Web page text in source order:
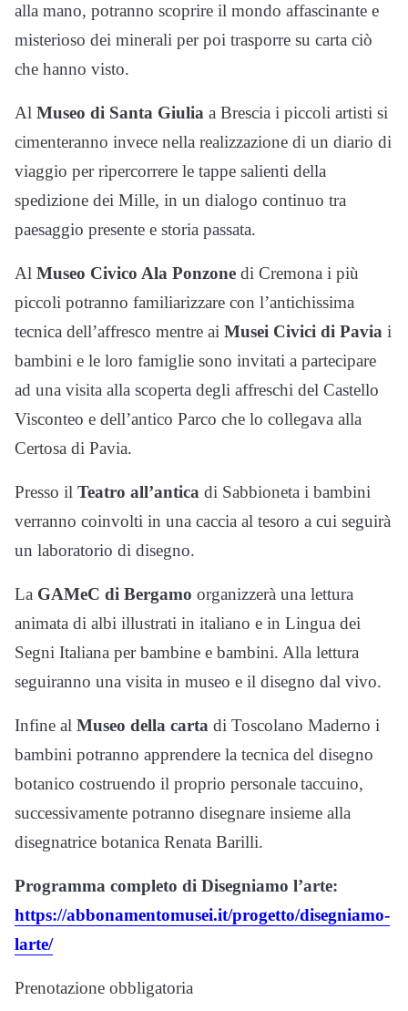
alla mano, potranno scoprire il mondo affascinante e
misterioso dei minerali per poi trasporre su carta ciò
che hanno visto.
Al Museo di Santa Giulia a Brescia i piccoli artisti si
cimenteranno invece nella realizzazione di un diario di
viaggio per ripercorrere le tappe salienti della
spedizione dei Mille, in un dialogo continuo tra
paesaggio presente e storia passata.
Al Museo Civico Ala Ponzone di Cremona i più
piccoli potranno familiarizzare con l’antichissima
tecnica dell’affresco mentre ai Musei Civici di Pavia i
bambini e le loro famiglie sono invitati a partecipare
ad una visita alla scoperta degli affreschi del Castello
Visconteo e dell’antico Parco che lo collegava alla
Certosa di Pavia.
Presso il Teatro all’antica di Sabbioneta i bambini
verranno coinvolti in una caccia al tesoro a cui seguirà
un laboratorio di disegno.
La GAMeC di Bergamo organizzerà una lettura
animata di albi illustrati in italiano e in Lingua dei
Segni Italiana per bambine e bambini. Alla lettura
seguiranno una visita in museo e il disegno dal vivo.
Infine al Museo della carta di Toscolano Maderno i
bambini potranno apprendere la tecnica del disegno
botanico costruendo il proprio personale taccuino,
successivamente potranno disegnare insieme alla
disegnatrice botanica Renata Barilli.
Programma completo di Disegniamo l’arte:
https://abbonamentomusei.it/progetto/disegniamo-
larte/
Prenotazione obbligatoria